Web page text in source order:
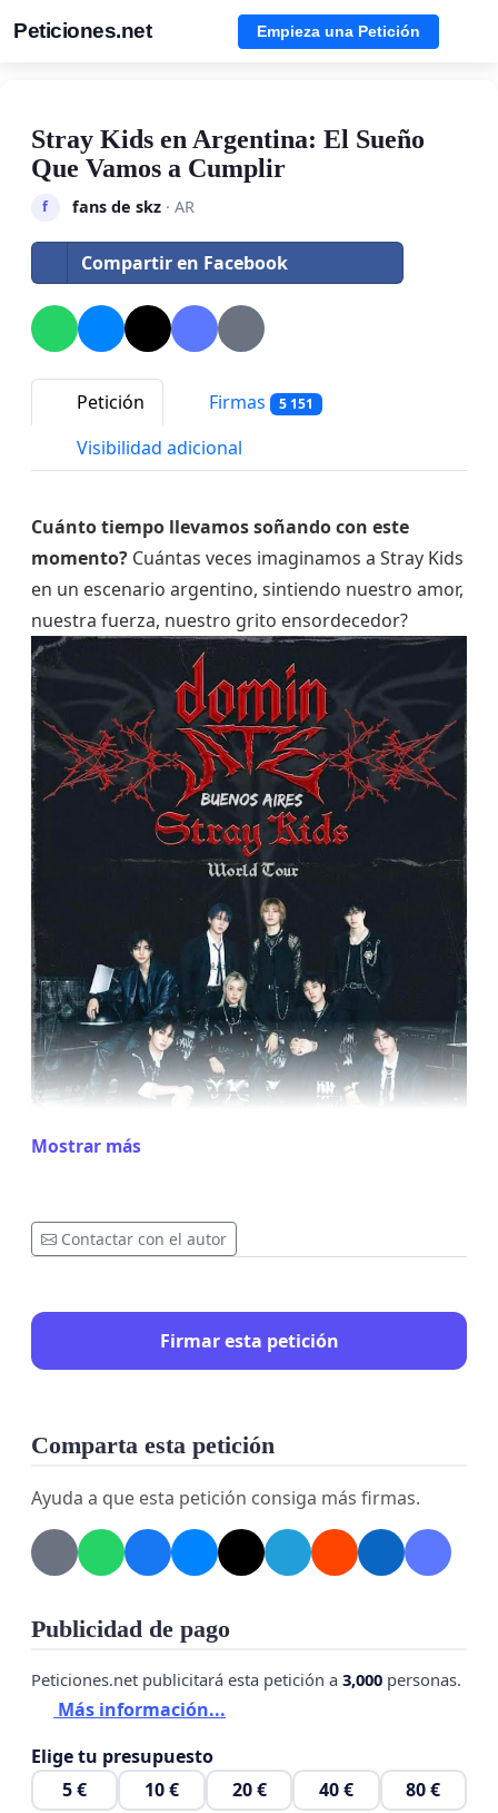
Peticiones.net Empieza una Petición
Stray Kids en Argentina: El Sueño
Que Vamos a Cumplir
f fans de skz· AR
Compartir en Facebook
Petición Firmas 5 151
Visibilidad adicional
Cuánto tiempo llevamos soñando con este
momento? Cuántas veces imaginamos a Stray Kids
en un escenario argentino, sintiendo nuestro amor,
nuestra fuerza, nuestro grito ensordecedor?
💙
Cada firma es un grito.
💙
queremos que Stray Kids venga a Argentina,
tenemos que DEMOSTRAR que estamos listos para
recibirlos con el estadio LLENO y el corazón
¡Firma la petición, compartila, gritá bien
fuerte!¡Que el mundo escuche a STAY
ARGENTINA!
Mostrar más
Contactar con el autor
Firmar esta petición
Comparta esta petición
Ayuda a que esta petición consiga más firmas.
Publicidad de pago
Peticiones.net publicitará esta petición a 3,000 personas.
Más información...
Elige tu presupuesto
5 €
10 € 20 € 40 € 80 €